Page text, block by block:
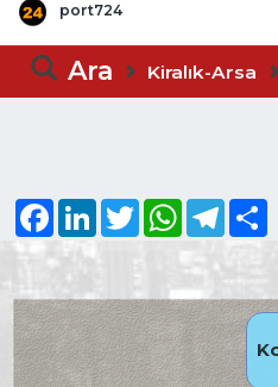
port724
Ara Kiralık-Arsa
FacebookLinkedInTwitter WhatsAppTelegram